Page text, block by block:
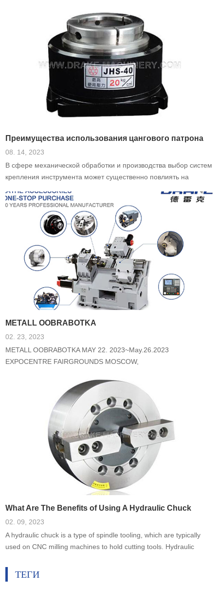
высококачественной конечной продукции.
Преимущества использования цангового патрона
08. 14, 2023
В сфере механической обработки и производства выбор систем
крепления инструмента может существенно повлиять на
METALL OOBRABOTKA
02. 23, 2023
METALL OOBRABOTKA MAY 22. 2023~May.26.2023
EXPOCENTRE FAIRGROUNDS MOSCOW,
What Are The Benefits of Using A Hydraulic Chuck
02. 09, 2023
A hydraulic chuck is a type of spindle tooling, which are typically
used on CNC milling machines to hold cutting tools. Hydraulic
accuracy and rigidity is needed.
ТЕГИ